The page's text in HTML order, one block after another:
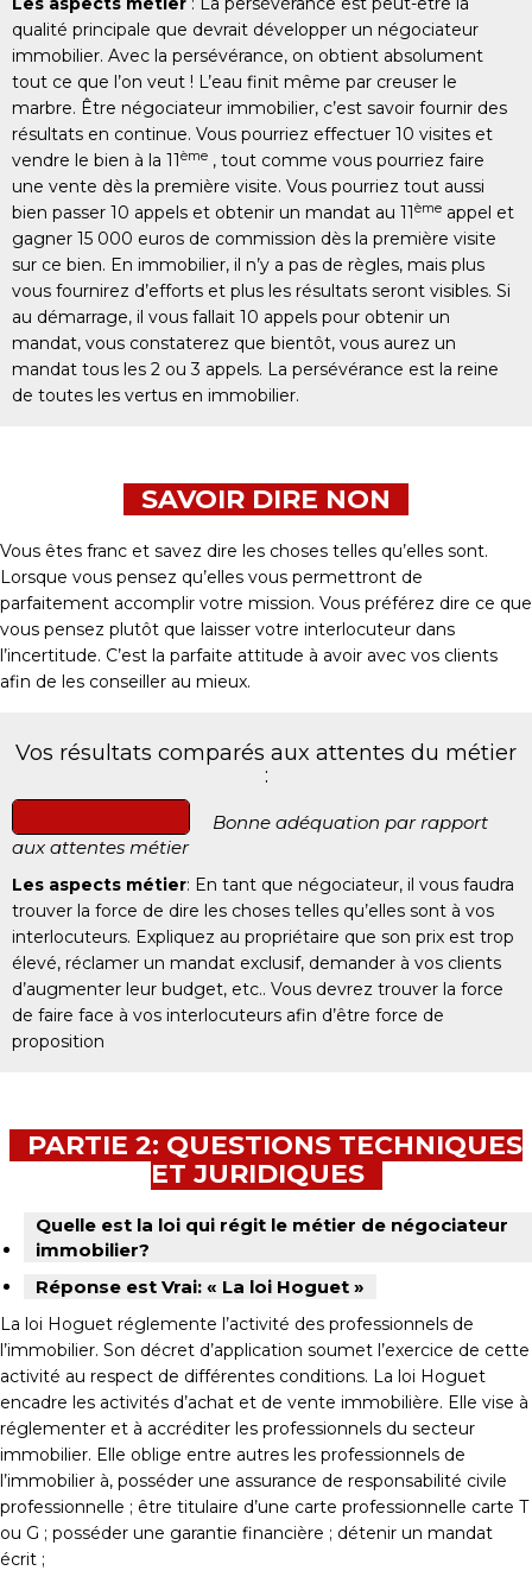
qualité principale que devrait développer un négociateur
immobilier. Avec la persévérance, on obtient absolument
tout ce que l’on veut ! L’eau finit même par creuser le
marbre. Être négociateur immobilier, c’est savoir fournir des
résultats en continue. Vous pourriez effectuer 10 visites et
vendre le bien à la 11ème , tout comme vous pourriez faire
une vente dès la première visite. Vous pourriez tout aussi
bien passer 10 appels et obtenir un mandat au 11ème appel et
gagner 15 000 euros de commission dès la première visite
sur ce bien. En immobilier, il n’y a pas de règles, mais plus
vous fournirez d’efforts et plus les résultats seront visibles. Si
au démarrage, il vous fallait 10 appels pour obtenir un
mandat, vous constaterez que bientôt, vous aurez un
mandat tous les 2 ou 3 appels. La persévérance est la reine
de toutes les vertus en immobilier.
SAVOIR DIRE NON
Vous êtes franc et savez dire les choses telles qu’elles sont.
Lorsque vous pensez qu’elles vous permettront de
parfaitement accomplir votre mission. Vous préférez dire ce que
vous pensez plutôt que laisser votre interlocuteur dans
l’incertitude. C’est la parfaite attitude à avoir avec vos clients
afin de les conseiller au mieux.
Vos résultats comparés aux attentes du métier
:
Bonne adéquation par rapport
aux attentes métier
Les aspects métier: En tant que négociateur, il vous faudra
trouver la force de dire les choses telles qu’elles sont à vos
interlocuteurs. Expliquez au propriétaire que son prix est trop
élevé, réclamer un mandat exclusif, demander à vos clients
d’augmenter leur budget, etc.. Vous devrez trouver la force
de faire face à vos interlocuteurs afin d’être force de
proposition
PARTIE 2: QUESTIONS TECHNIQUES
ET JURIDIQUES
Quelle est la loi qui régit le métier de négociateur
immobilier?
Réponse est Vrai: « La loi Hoguet »
La loi Hoguet réglemente l’activité des professionnels de
l’immobilier. Son décret d’application soumet l’exercice de cette
activité au respect de différentes conditions. La loi Hoguet
encadre les activités d’achat et de vente immobilière. Elle vise à
réglementer et à accréditer les professionnels du secteur
immobilier. Elle oblige entre autres les professionnels de
l’immobilier à, posséder une assurance de responsabilité civile
professionnelle ; être titulaire d’une carte professionnelle carte T
ou G ; posséder une garantie financière ; détenir un mandat
écrit ;